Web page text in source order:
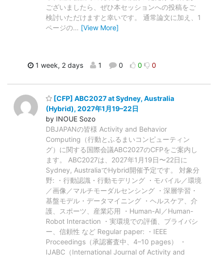
ございましたら、ぜひ本セッションへの投稿をご
検討いただけますと幸いです。 通常論文に加え、1
ページの… [View More]
1 week, 2 days 1 0 0 0
[CFP] ABC2027 at Sydney, Australia
(Hybrid), 2027年1月19–22日
by INOUE Sozo
DBJAPANの皆様 Activity and Behavior
Computing（行動とふるまいコンピューティン
グ）に関する国際会議ABC2027のCFPをご案内し
ます。 ABC2027は、2027年1月19日〜22日に
Sydney, AustraliaでHybrid開催予定です。 対象分
野: ・行動認識・行動モデリング ・モバイル／環境
／画像／マルチモーダルセンシング ・深層学習・
基盤モデル・データマイニング ・ヘルスケア、介
護、スポーツ、産業応用 ・Human-AI／Human-
Robot Interaction ・実環境での評価、プライバシ
ー、信頼性 など Regular paper: ・IEEE
Proceedings（承認審査中、4–10 pages） ・
IJABC（International Journal of Activity and